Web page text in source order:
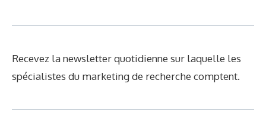
Recevez la newsletter quotidienne sur laquelle les
spécialistes du marketing de recherche comptent.